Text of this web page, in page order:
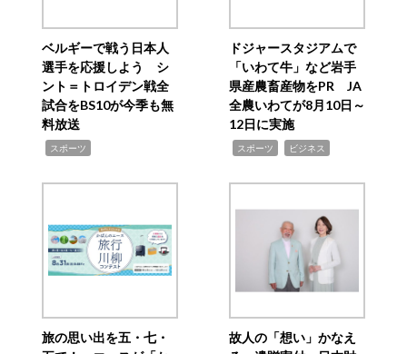
ベルギーで戦う日本人
選手を応援しよう シ
ント＝トロイデン戦全
試合をBS10が今季も無
料放送
スポーツ
ドジャースタジアムで
「いわて牛」など岩手
県産農畜産物をPR JA
全農いわてが8月10日～
12日に実施
スポーツ ビジネス
旅の思い出を五・七・
故人の「想い」かなえ